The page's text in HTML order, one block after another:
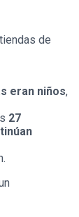
de
eran niños,
27